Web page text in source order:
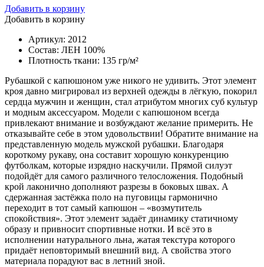
Добавить в корзину
Добавить в корзину
Артикул: 2012
Состав: ЛЕН 100%
Плотность ткани: 135 гр/м²
Рубашкой с капюшоном уже никого не удивить. Этот элемент
кроя давно мигрировал из верхней одежды в лёгкую, покорил
сердца мужчин и женщин, стал атрибутом многих суб культур
и модным аксессуаром. Модели с капюшоном всегда
привлекают внимание и возбуждают желание примерить. Не
отказывайте себе в этом удовольствии! Обратите внимание на
представленную модель мужской рубашки. Благодаря
короткому рукаву, она составит хорошую конкуренцию
футболкам, которые изрядно наскучили. Прямой силуэт
подойдёт для самого различного телосложения. Подобный
крой лаконично дополняют разрезы в боковых швах. А
сдержанная застёжка поло на пуговицы гармонично
переходит в тот самый капюшон – «возмутитель
спокойствия». Этот элемент задаёт динамику статичному
образу и привносит спортивные нотки. И всё это в
исполнении натурального льна, жатая текстура которого
придаёт неповторимый внешний вид. А свойства этого
материала порадуют вас в летний зной.